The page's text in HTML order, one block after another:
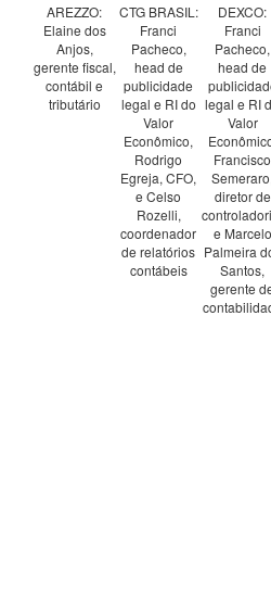
AREZZO:
Elaine dos
Anjos,
gerente fiscal,
contábil e
tributário
CTG BRASIL:
Franci
Pacheco,
head de
publicidade
legal e RI do
Valor
Econômico,
Rodrigo
Egreja, CFO,
e Celso
Rozelli,
coordenador
de relatórios
contábeis
DEXCO:
Franci
Pacheco,
head de
legal e RI
Valor
Francisco
Semeraro,
diretor de
e Marcelo
Palmeira
Santos,
gerente